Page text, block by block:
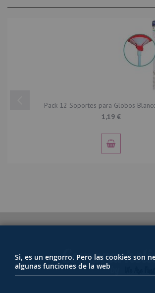
Pack 12 Soportes para Globos
1,19 €
Si, es un engorro. Pero las cookies son
algunas funciones de la web